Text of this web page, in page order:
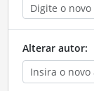
Alterar autor: